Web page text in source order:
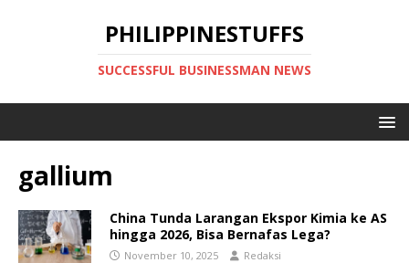
PHILIPPINESTUFFS
SUCCESSFUL BUSINESSMAN NEWS
gallium
China Tunda Larangan Ekspor Kimia ke AS
hingga 2026, Bisa Bernafas Lega?
November 10, 2025 Redaksi